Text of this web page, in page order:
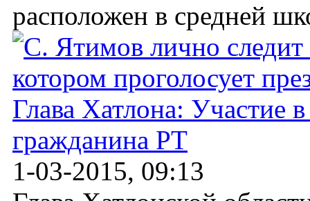
расположен в средней
Глава Хатлона: Участие
гражданина РТ
1-03-2015, 09:13